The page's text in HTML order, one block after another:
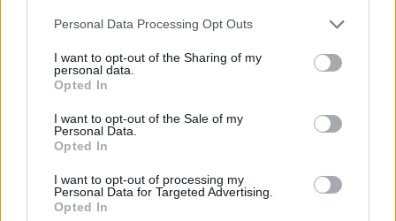
Please note that this website/app uses one or more Google
not limited to your visit or usage behaviour. You may click to
grant or deny consent to Google and its third-party tags to
use your data for below specified purposes in below Google
consent section.
Personal Data Processing Opt Outs
I want to opt-out of the Sharing of my
personal data.
Opted In
I want to opt-out of the Sale of my
Personal Data.
Opted In
I want to opt-out of processing my
Personal Data for Targeted Advertising.
Opted In
comunicativa rispetto all’età;
persistenti;
preoccupazione costante dei genitori rispetto
allo sviluppo del bambino.
Un confronto precoce non significa
necessariamente che ci sia un disturbo. Spesso
serve a comprendere meglio il profilo del bambino,